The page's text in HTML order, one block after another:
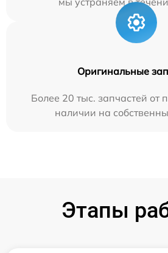
Оригинальные
Более 20 тыс. запчастей от
наличии на
Этапы